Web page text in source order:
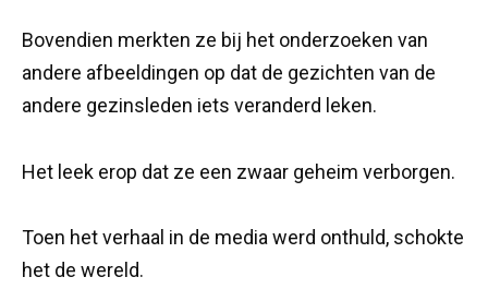
Bovendien merkten ze bij het onderzoeken van
andere afbeeldingen op dat de gezichten van de
andere gezinsleden iets veranderd leken.
Het leek erop dat ze een zwaar geheim verborgen.
Toen het verhaal in de media werd onthuld, schokte
het de wereld.